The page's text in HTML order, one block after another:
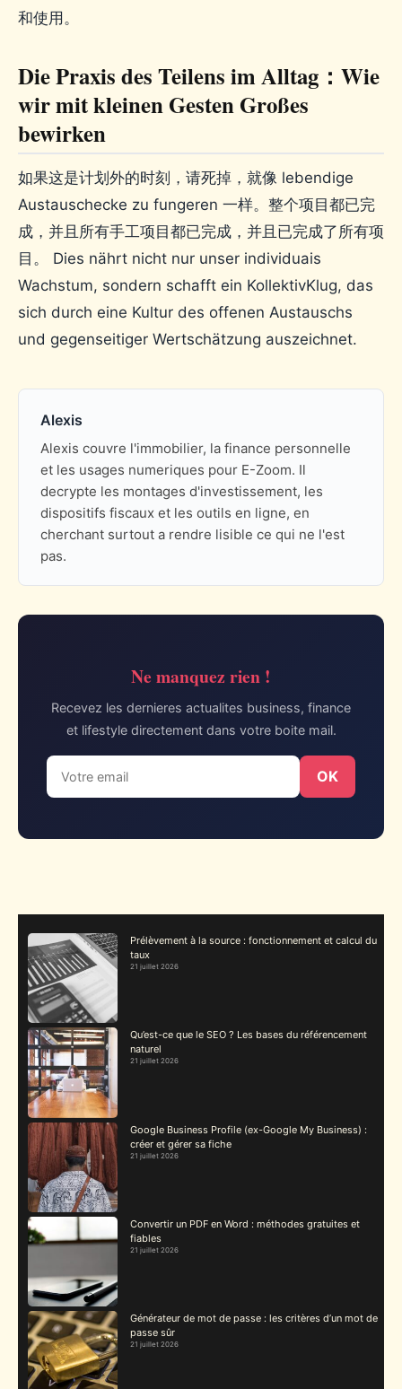
和使用。
Die Praxis des Teilens im Alltag：Wie
wir mit kleinen Gesten Großes
bewirken
如果这是计划外的时刻，请死掉，就像 lebendige
Austauschecke zu fungeren 一样。整个项目都已完
成，并且所有手工项目都已完成，并且已完成了所有项
目。 Dies nährt nicht nur unser individuais
Wachstum, sondern schafft ein KollektivKlug, das
sich durch eine Kultur des offenen Austauschs
und gegenseitiger Wertschätzung auszeichnet.
Alexis
Alexis couvre l'immobilier, la finance personnelle
et les usages numeriques pour E-Zoom. Il
decrypte les montages d'investissement, les
dispositifs fiscaux et les outils en ligne, en
cherchant surtout a rendre lisible ce qui ne l'est
pas.
Ne manquez rien !
Recevez les dernieres actualites business, finance
et lifestyle directement dans votre boite mail.
OK
Prélèvement à la source : fonctionnement et calcul du
taux
21 juillet 2026
Qu’est-ce que le SEO ? Les bases du référencement
naturel
21 juillet 2026
Google Business Profile (ex-Google My Business) :
créer et gérer sa fiche
21 juillet 2026
Convertir un PDF en Word : méthodes gratuites et
fiables
21 juillet 2026
Générateur de mot de passe : les critères d’un mot de
passe sûr
21 juillet 2026